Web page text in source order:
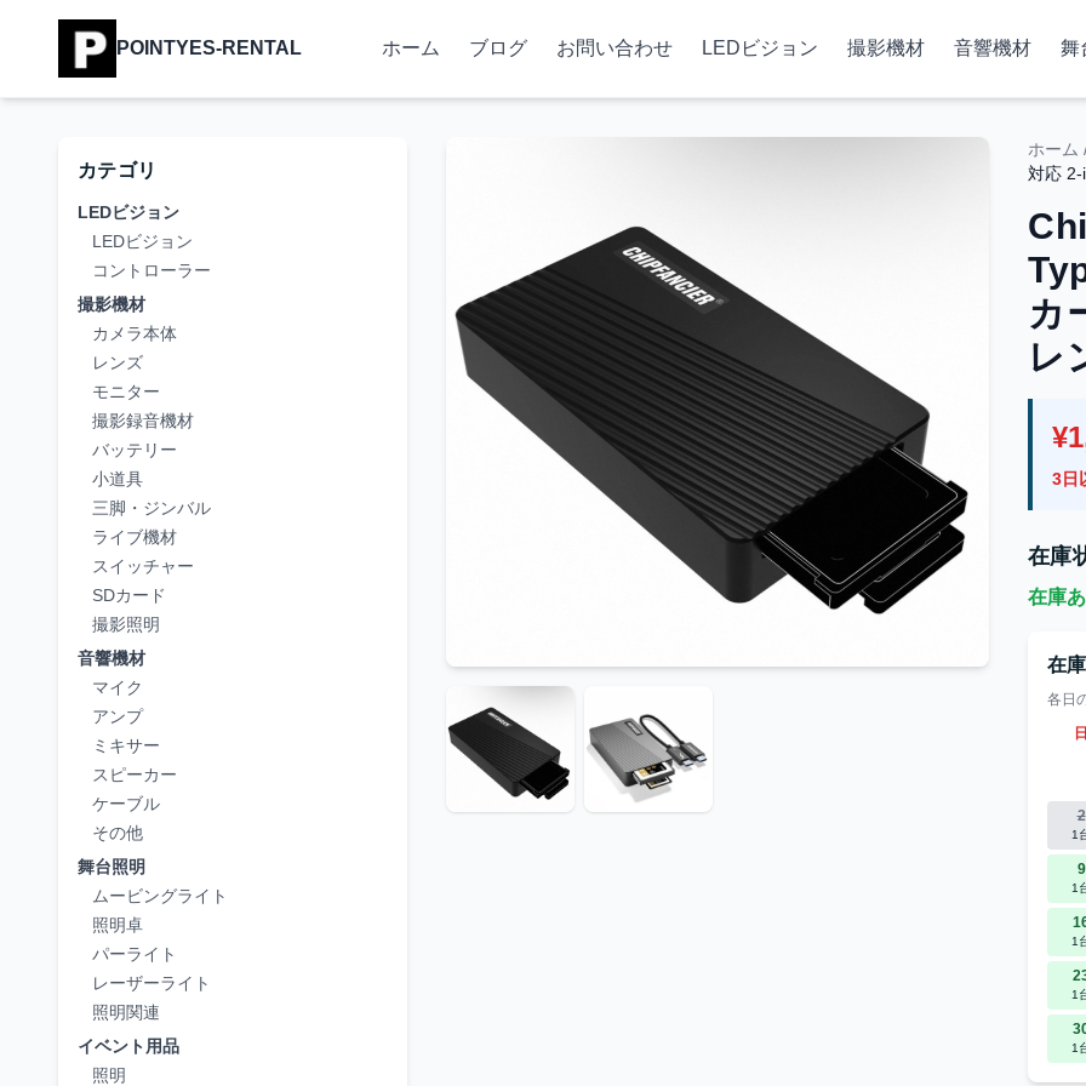
POINTYES-RENTAL ホーム ブログ お問い合わせ LEDビジョン 撮影機材 音響機材 舞
カテゴリ
LEDビジョン
LEDビジョン
コントローラー
撮影機材
カメラ本体
レンズ
モニター
撮影録音機材
バッテリー
小道具
三脚・ジンバル
ライブ機材
スイッチャー
SDカード
撮影照明
音響機材
マイク
アンプ
ミキサー
スピーカー
ケーブル
その他
舞台照明
ムービングライト
照明卓
パーライト
レーザーライト
照明関連
イベント用品
照明
ホーム
対応 2-
カ
レ
3日
在庫
在庫
在
各日
2
1
9
1
1
1
1